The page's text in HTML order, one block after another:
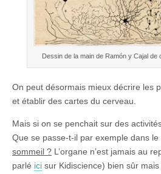
Dessin de la main de Ramón y Cajal de
On peut désormais mieux décrire les
et établir des cartes du cerveau.
Mais si on se penchait sur des
Que se passe-t-il par exemple dans
sommeil ? L’organe n’est jamais au
parlé ici sur Kidiscience) bien sûr